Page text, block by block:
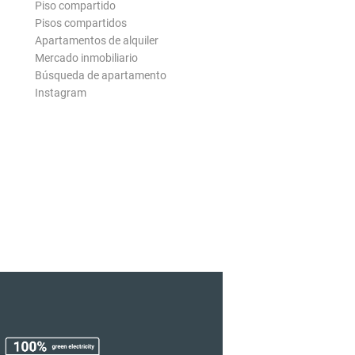
Piso compartido
Pisos compartidos
Apartamentos de alquiler
Mercado inmobiliario
Búsqueda de apartamento
Instagram